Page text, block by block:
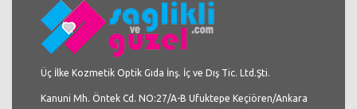
Üç İlke Kozmetik Optik Gıda İnş. İç ve Dış Tic. Ltd.Şti.
Kanuni Mh. Öntek Cd. NO:27/A-B Ufuktepe Keçiören/Ankara